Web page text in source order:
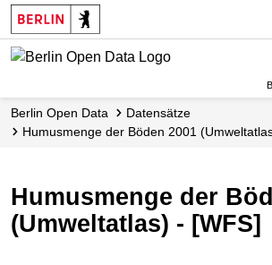
Skip
to
main
Berlin Open Data
Datensätze
Humusmenge der Böden 2001
Humusmenge der
(Umweltatlas) - [WFS]